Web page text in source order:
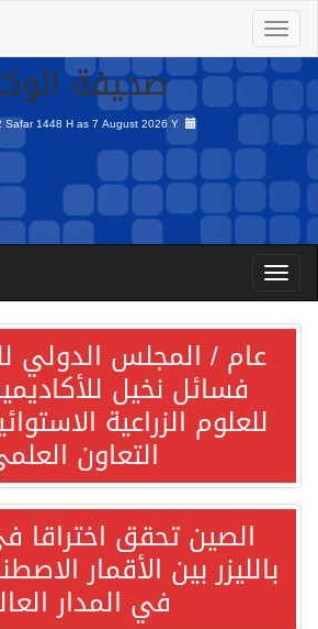
صحيفة
Safar 1448 H as7 August 2026 Y
عام / المجلس الدولي
فسائل نخيل
للعلوم الزراعية
التعاون
الصين تحقق اختراقا
بالليزر بين الأقمار
في المدار